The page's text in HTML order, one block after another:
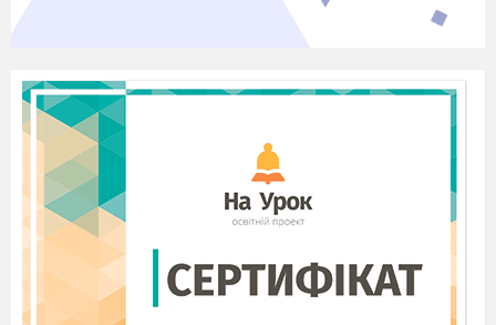
ДНЗ ”Чортківське ВПУ”. Протокол №7
Навчальний посібник